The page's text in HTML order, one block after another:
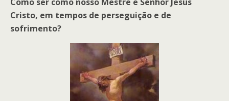
Cristo, em tempos de perseguição e de
sofrimento?